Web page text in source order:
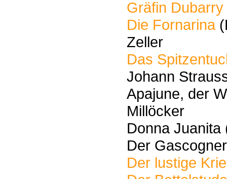
Gräfin Dubarry
Die Fornarina
Zeller
Das
Johann
Apajune, der
Millöcker
Donna
Der
Der lustige